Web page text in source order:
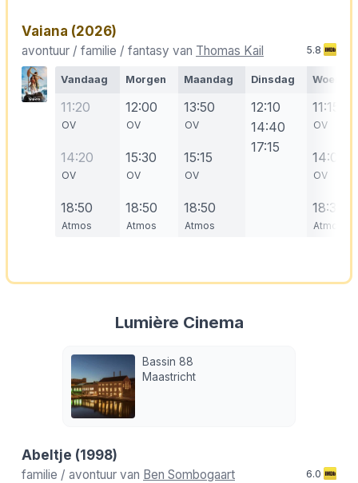
Vaiana (2026)
avontuur / familie / fantasy van Thomas Kail 5.8
Vandaag Morgen Maandag Dinsdag
11:20
OV
14:20
OV
18:50
Atmos
12:00
OV
15:30
OV
18:50
Atmos
13:50
OV
15:15
OV
18:50
Atmos
12:10
14:40
17:15
11:15
OV
14:00
OV
18:30
Atmos
Lumière Cinema
Bassin 88
Maastricht
Abeltje (1998)
familie / avontuur van Ben Sombogaart 6.0